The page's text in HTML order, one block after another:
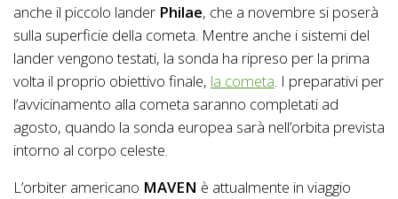
anche il piccolo lander Philae, che a novembre si poserà
sulla superficie della cometa. Mentre anche i sistemi del
lander vengono testati, la sonda ha ripreso per la prima
volta il proprio obiettivo finale, la cometa . I preparativi per
l’avvicinamento alla cometa saranno completati ad
agosto, quando la sonda europea sarà nell’orbita prevista
intorno al corpo celeste.
L’orbiter americano MAVEN è attualmente in viaggio